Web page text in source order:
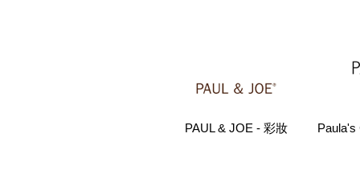
PAUL & JOE - 彩妝 Paula's